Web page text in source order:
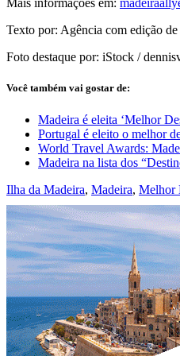
Mais informações em:
Texto por: Agência com edição
Foto destaque por: iStock /
Você também vai gostar de:
Madeira é eleita ‘Melhor
Portugal é eleito o melhor
World Travel Awards:
Madeira na lista dos
Ilha da Madeira, Madeira, Melhor